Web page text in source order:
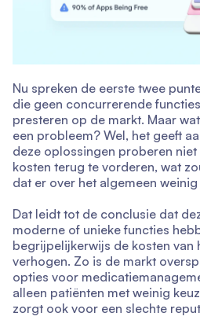
Nu spreken de eerste twee
die geen concurrerende
presteren op de markt. Maar
een probleem? Wel, het geeft
deze oplossingen proberen
kosten terug te vorderen, wat
dat er over het algemeen
Dat leidt tot de conclusie dat
moderne of unieke functies
begrijpelijkerwijs de kosten van
verhogen. Zo is de markt
opties voor
alleen patiënten met weinig
zorgt ook voor een slechte